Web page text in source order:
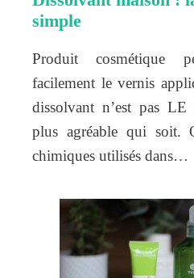
simple
Produit cosmétique
facilement le vernis
dissolvant n’est pas
plus agréable qui soit.
chimiques utilisés dans…